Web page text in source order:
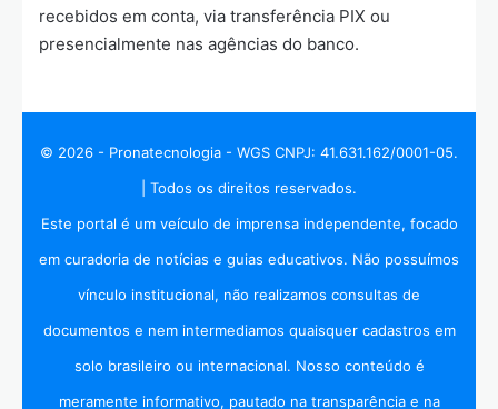
recebidos em conta, via transferência PIX ou
presencialmente nas agências do banco.
© 2026 - Pronatecnologia - WGS CNPJ: 41.631.162/0001-05.
| Todos os direitos reservados.
Este portal é um veículo de imprensa independente, focado
em curadoria de notícias e guias educativos. Não possuímos
vínculo institucional, não realizamos consultas de
documentos e nem intermediamos quaisquer cadastros em
solo brasileiro ou internacional. Nosso conteúdo é
meramente informativo, pautado na transparência e na